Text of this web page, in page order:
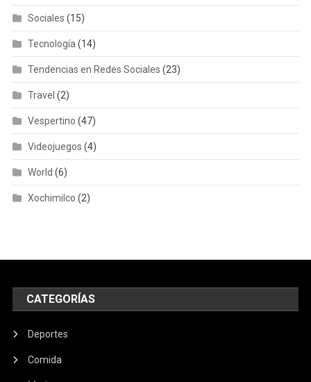
Sociales (15)
Tecnología (14)
Tendencias en Redes Sociales (23)
Travel (2)
Vespertino (47)
Videojuegos (4)
World (6)
Xochimilco (2)
CATEGORÍAS
Deportes
Comida